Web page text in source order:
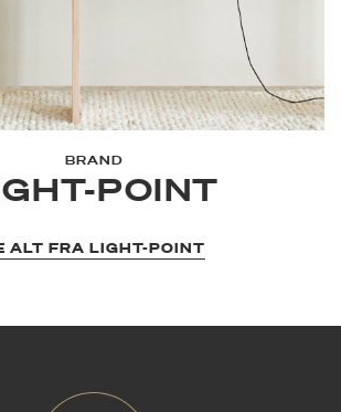
BRAND
POINT
ALT FRA LIGHT-POINT